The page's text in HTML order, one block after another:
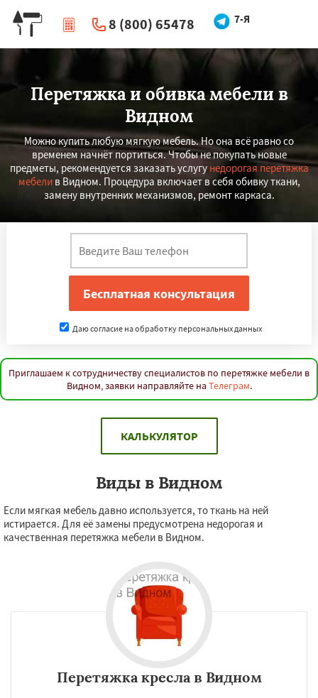
7-Я
8 (800) 65478
| Перезвоните мне
Перетяжка и обивка мебели в
Видном
Можно купить любую мягкую мебель. Но она всё равно со
временем начнёт портиться. Чтобы не покупать новые
предметы, рекомендуется заказать услугу недорогая перетяжка
мебелив Видном. Процедура включает в себя обивку ткани,
замену внутренних механизмов, ремонт каркаса.
Даю согласие на обработку персональных данных
Приглашаем к сотрудничеству специалистов по перетяжке мебели в
Видном, заявки направляйте на Телеграм.
КАЛЬКУЛЯТОР
Виды в Видном
Если мягкая мебель давно используется, то ткань на ней
истирается. Для её замены предусмотрена недорогая и
качественная перетяжка мебели в Видном.
Перетяжка кресла в Видном